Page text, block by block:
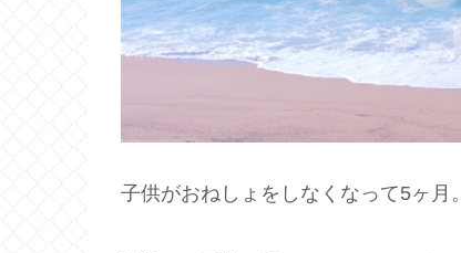
子供がおねしょをしなくなって5ヶ月。